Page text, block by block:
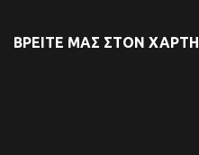
ΒΡΕΙΤΕ ΜΑΣ ΣΤΟΝ ΧΑΡΤΗ